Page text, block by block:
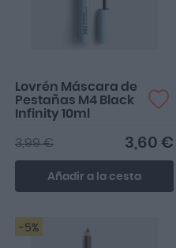
Lovrén Máscara de
Pestañas M4 Black
Infinity 10ml
3,60 €
3,99 €
Añadir a la cesta
-5%